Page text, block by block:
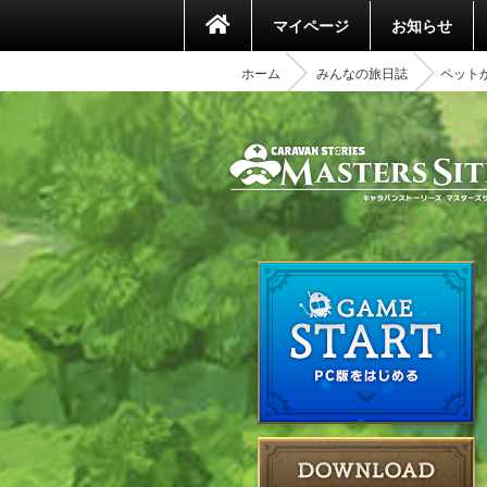
マイページ お知らせ
ホーム みんなの旅日誌 ペット